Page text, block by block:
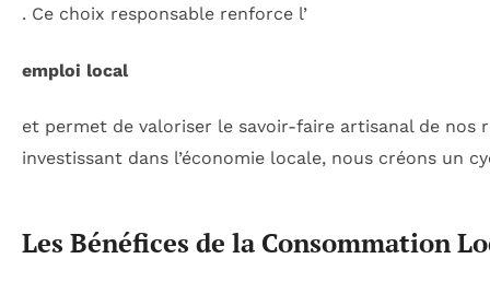
. Ce choix responsable renforce l’
emploi local
et permet de valoriser le savoir-faire artisanal de
investissant dans l’économie locale, nous créons un
Les Bénéfices de la Consommation